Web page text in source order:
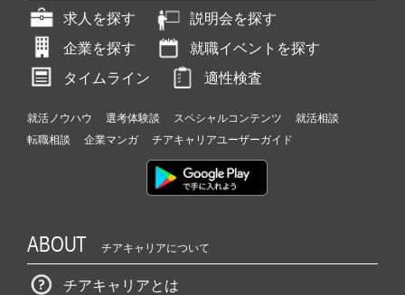
求人を探す
説明会を探す
企業を探す
就職イベントを探す
タイムライン
適性検査
就活ノウハウ 選考体験談 スペシャルコンテンツ
就活相談
転職相談
企業マンガ チアキャリアユーザーガイド
ABOUT チアキャリアについて
チアキャリアとは